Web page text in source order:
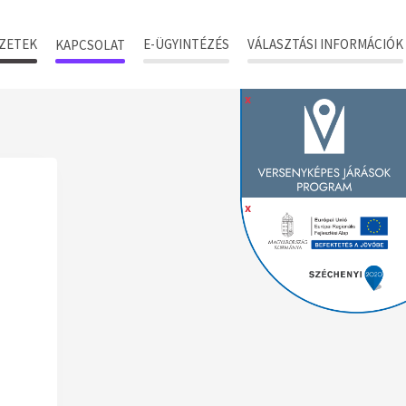
KAPCSOLAT E-ÜGYINTÉZÉS VÁLASZTÁSI INFORMÁCIÓK
x
x